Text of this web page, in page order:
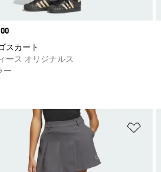
スカート
ース オリジナルス
ー
のリストに追加 ほ